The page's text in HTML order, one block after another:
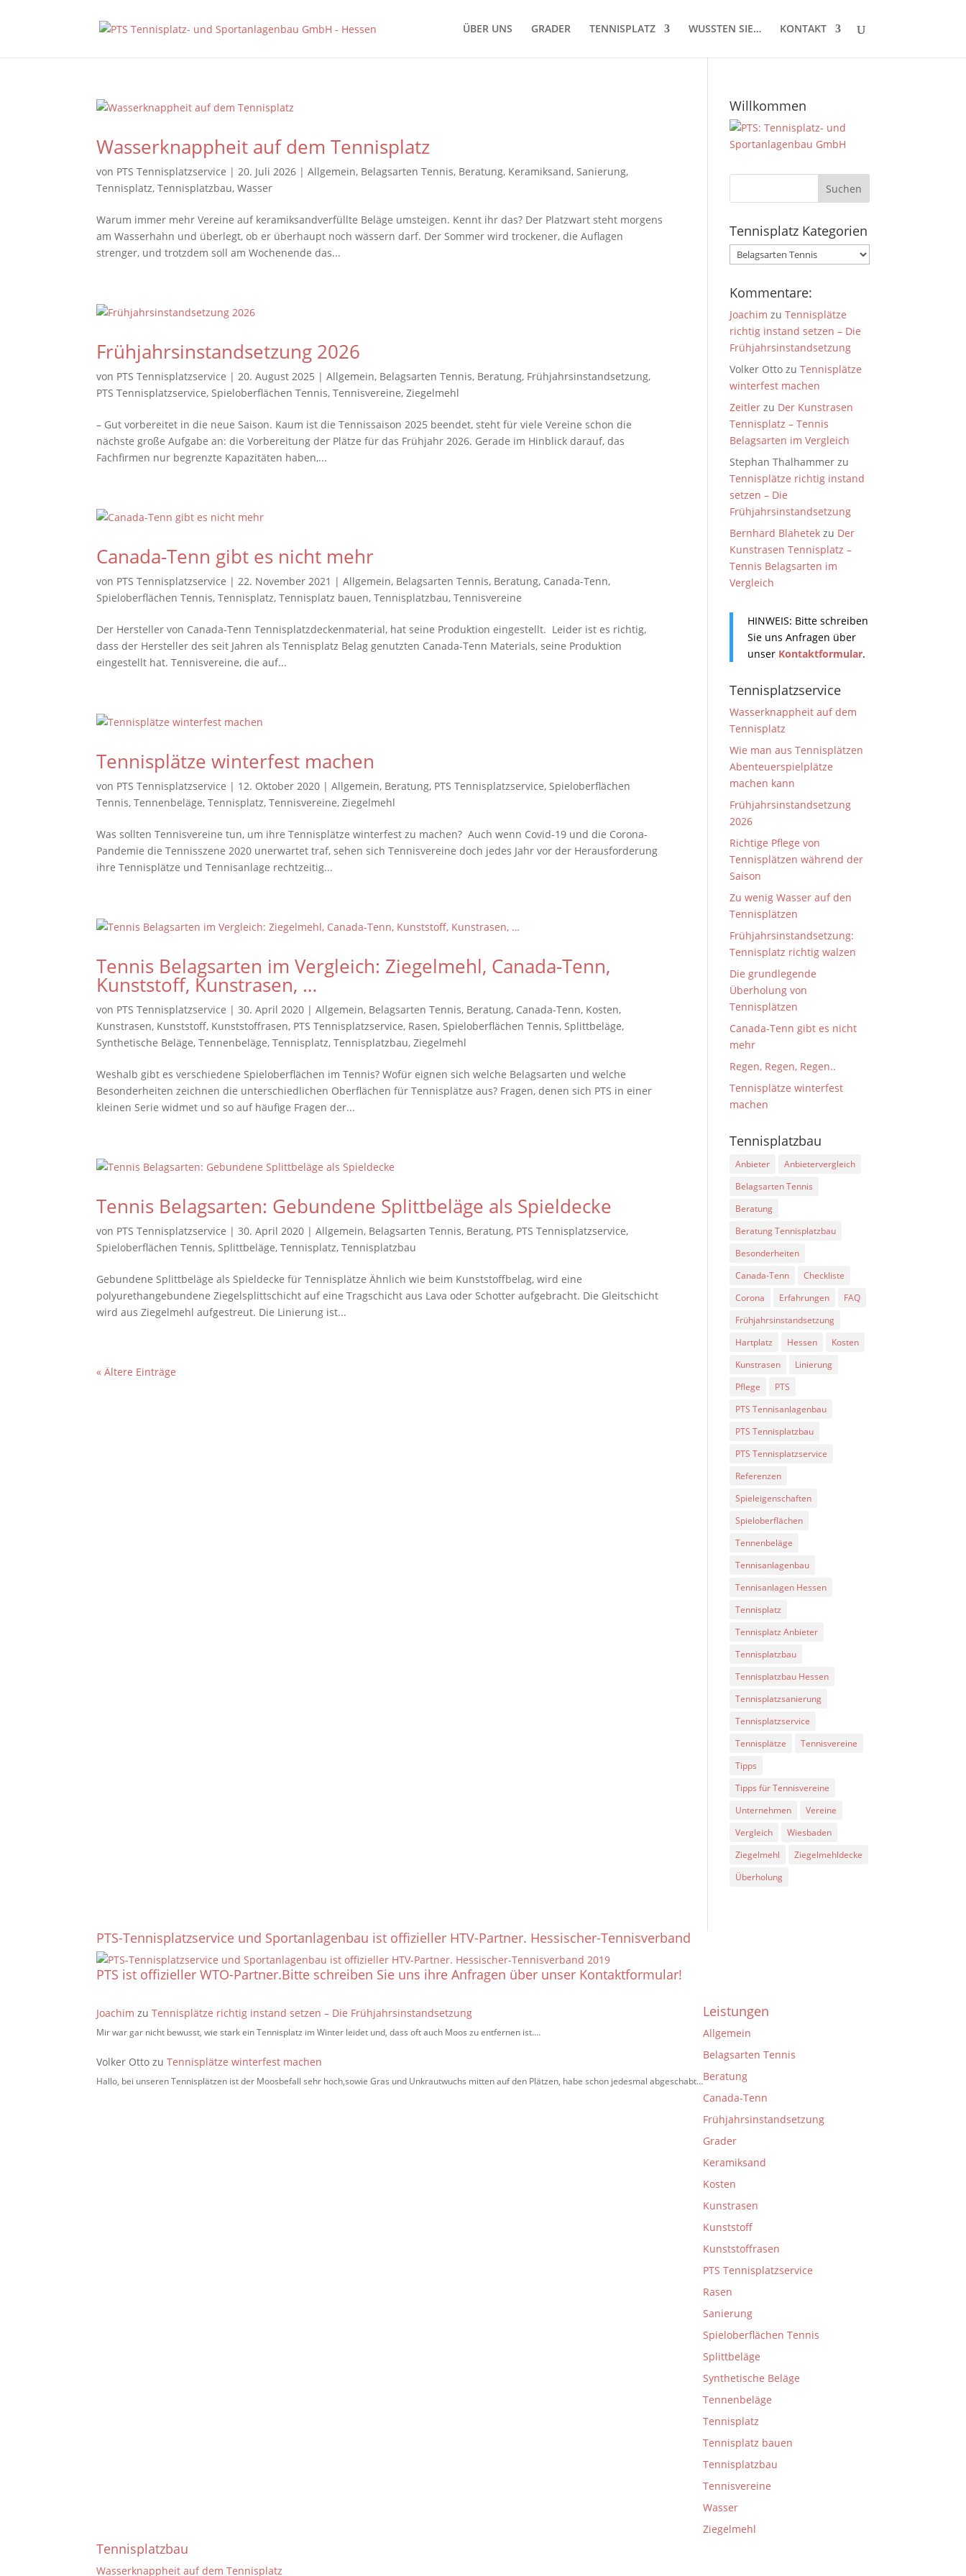
ÜBER UNS GRADER TENNISPLATZ WUSSTEN SIE… KONTAKT
Wasserknappheit auf dem Tennisplatz
von PTS Tennisplatzservice |20. Juli 2026 |Allgemein, Belagsarten Tennis, Beratung, Keramiksand,Sanierung,
Tennisplatz,Tennisplatzbau,Wasser
Warum immer mehr Vereine auf keramiksandverfüllte Beläge umsteigen. Kennt ihr das? Der Platzwart steht morgens
am Wasserhahn und überlegt, ob er überhaupt noch wässern darf. Der Sommer wird trockener, die Auflagen
strenger, und trotzdem soll am Wochenende das...
Frühjahrsinstandsetzung 2026
von PTS Tennisplatzservice |20. August 2025 |Allgemein, Belagsarten Tennis, Beratung, Frühjahrsinstandsetzung,
PTS Tennisplatzservice,Spieloberflächen Tennis,Tennisvereine,Ziegelmehl
– Gut vorbereitet in die neue Saison. Kaum ist die Tennissaison 2025 beendet, steht für viele Vereine schon die
nächste große Aufgabe an: die Vorbereitung der Plätze für das Frühjahr 2026. Gerade im Hinblick darauf, das
Fachfirmen nur begrenzte Kapazitäten haben,...
Canada-Tenn gibt es nicht mehr
von PTS Tennisplatzservice |22. November 2021 |Allgemein, Belagsarten Tennis, Beratung, Canada-Tenn,
Spieloberflächen Tennis,Tennisplatz,Tennisplatz bauen,Tennisplatzbau,Tennisvereine
Der Hersteller von Canada-Tenn Tennisplatzdeckenmaterial, hat seine Produktion eingestellt. Leider ist es richtig,
dass der Hersteller des seit Jahren als Tennisplatz Belag genutzten Canada-Tenn Materials, seine Produktion
eingestellt hat. Tennisvereine, die auf...
Tennisplätze winterfest machen
von PTS Tennisplatzservice | 12. Oktober 2020 |Allgemein, Beratung, PTS Tennisplatzservice,Spieloberflächen
Tennis,Tennenbeläge,Tennisplatz,Tennisvereine,Ziegelmehl
Was sollten Tennisvereine tun, um ihre Tennisplätze winterfest zu machen? Auch wenn Covid-19 und die Corona-
Pandemie die Tennisszene 2020 unerwartet traf, sehen sich Tennisvereine doch jedes Jahr vor der Herausforderung
ihre Tennisplätze und Tennisanlage rechtzeitig...
Tennis Belagsarten im Vergleich: Ziegelmehl, Canada-Tenn,
Kunststoff, Kunstrasen, …
von PTS Tennisplatzservice |30. April 2020 |Allgemein, Belagsarten Tennis, Beratung, Canada-Tenn, Kosten,
Kunstrasen, Kunststoff, Kunststoffrasen, PTS Tennisplatzservice, Rasen,Spieloberflächen Tennis,Splittbeläge,
Synthetische Beläge,Tennenbeläge,Tennisplatz,Tennisplatzbau,Ziegelmehl
Weshalb gibt es verschiedene Spieloberflächen im Tennis? Wofür eignen sich welche Belagsarten und welche
Besonderheiten zeichnen die unterschiedlichen Oberflächen für Tennisplätze aus? Fragen, denen sich PTS in einer
kleinen Serie widmet und so auf häufige Fragen der...
Tennis Belagsarten: Gebundene Splittbeläge als Spieldecke
von PTS Tennisplatzservice |30. April 2020 |Allgemein, Belagsarten Tennis, Beratung, PTS Tennisplatzservice,
Spieloberflächen Tennis,Splittbeläge,Tennisplatz,Tennisplatzbau
Gebundene Splittbeläge als Spieldecke für Tennisplätze Ähnlich wie beim Kunststoffbelag, wird eine
polyurethangebundene Ziegelsplittschicht auf eine Tragschicht aus Lava oder Schotter aufgebracht. Die Gleitschicht
wird aus Ziegelmehl aufgestreut. Die Linierung ist...
« Ältere Einträge
Willkommen
Tennisplatz Kategorien
Tennisplatz
Kategorien
Kommentare:
Joachim zuTennisplätze
richtig instand setzen – Die
Frühjahrsinstandsetzung
Volker Otto zuTennisplätze
winterfest machen
Zeitler zu Der Kunstrasen
Tennisplatz – Tennis
Belagsarten im Vergleich
Stephan Thalhammer zu
Tennisplätze richtig instand
setzen – Die
Frühjahrsinstandsetzung
Bernhard Blahetek zu Der
Kunstrasen Tennisplatz –
Tennis Belagsarten im
Vergleich
HINWEIS: Bitte schreiben
Sie uns Anfragen über
unser Kontaktformular.
Tennisplatzservice
Wasserknappheit auf dem
Tennisplatz
Wie man aus Tennisplätzen
Abenteuerspielplätze
machen kann
Frühjahrsinstandsetzung
2026
Richtige Pflege von
Tennisplätzen während der
Saison
Zu wenig Wasser auf den
Tennisplätzen
Frühjahrsinstandsetzung:
Tennisplatz richtig walzen
Die grundlegende
Überholung von
Tennisplätzen
Canada-Tenn gibt es nicht
mehr
Regen, Regen, Regen..
Tennisplätze winterfest
machen
Tennisplatzbau
Anbieter
Anbietervergleich
Belagsarten Tennis
Beratung
Beratung Tennisplatzbau
Besonderheiten
Canada-Tenn
Checkliste
Corona
Erfahrungen
FAQ
Frühjahrsinstandsetzung
Hartplatz
Hessen
Kosten
Kunstrasen
Linierung
Pflege
PTS
PTS Tennisanlagenbau
PTS Tennisplatzbau
PTS Tennisplatzservice
Referenzen
Spieleigenschaften
Spieloberflächen
Tennenbeläge
Tennisanlagenbau
Tennisanlagen Hessen
Tennisplatz
Tennisplatz Anbieter
Tennisplatzbau
Tennisplatzbau Hessen
Tennisplatzsanierung
Tennisplatzservice
Tennisplätze
Tennisvereine
Tipps
Tipps für Tennisvereine
Unternehmen
Vereine
Vergleich
Wiesbaden
Ziegelmehl
Ziegelmehldecke
Überholung
PTS-Tennisplatzservice und Sportanlagenbau ist offizieller HTV-Partner. Hessischer-Tennisverband
PTS ist offizieller WTO-Partner.Bitte schreiben Sie uns ihre Anfragen über unser Kontaktformular!
Joachim zuTennisplätze richtig instand setzen – Die Frühjahrsinstandsetzung
Mir war gar nicht bewusst, wie stark ein Tennisplatz im Winter leidet und, dass oft auch Moos zu entfernen ist.…
Volker Otto zuTennisplätze winterfest machen
Hallo, bei unseren Tennisplätzen ist der Moosbefall sehr hoch,sowie Gras und Unkrautwuchs mitten auf den Plätzen, habe schon jedesmal abgeschabt…
Leistungen
Allgemein
Belagsarten Tennis
Beratung
Canada-Tenn
Frühjahrsinstandsetzung
Grader
Keramiksand
Kosten
Kunstrasen
Kunststoff
Kunststoffrasen
PTS Tennisplatzservice
Rasen
Sanierung
Spieloberflächen Tennis
Splittbeläge
Synthetische Beläge
Tennenbeläge
Tennisplatz
Tennisplatz bauen
Tennisplatzbau
Tennisvereine
Wasser
Ziegelmehl
Tennisplatzbau
Wasserknappheit auf dem Tennisplatz